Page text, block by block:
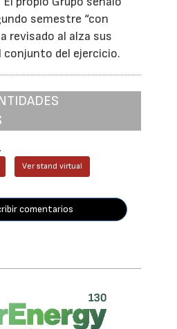
semestre “con
revisado al alza sus
conjunto del ejercicio.
Ver stand virtual
comentarios